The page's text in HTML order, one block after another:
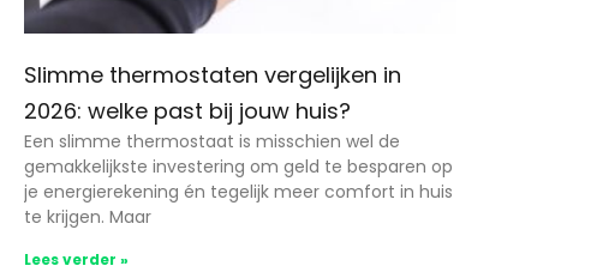
Slimme thermostaten vergelijken in
2026: welke past bij jouw huis?
Een slimme thermostaat is misschien wel de
gemakkelijkste investering om geld te besparen op
je energierekening én tegelijk meer comfort in huis
te krijgen. Maar
Lees verder »